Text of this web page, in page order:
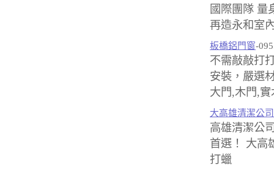
國際團隊 量
再造永和室
板橋鋁門窗-
不需敲敲打
安裝，嚴選
大門,木門,
大高雄清潔公司
高雄清潔公
首選！ 大高
打蠟